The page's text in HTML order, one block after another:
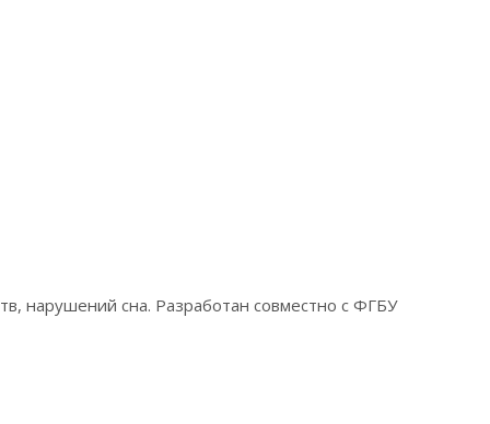
нарушений сна. Разработан совместно с ФГБУ